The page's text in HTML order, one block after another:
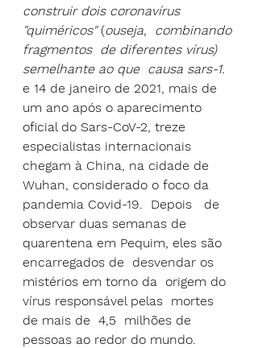
construir dois coronavírus
"quiméricos" (ouseja
combinando
fragmentos  de diferentes vírus)
semelhante ao que  causa sars-1.
e 14 de janeiro de 2021, mais de
um ano após o aparecimento
oficial do Sars-CoV-2, treze
especialistas internacionais
chegam à China , na cidade de
Wuhan, considerado o foco da
pandemia Covid-19.  Depois   de
observar duas semanas de
quarentena em Pequim, eles são
encarregados de
desvendar os
mistérios em torno da  origem do
vírus responsável pelas  mortes
de mais de  4,5  milhões de
pessoas ao redor do mundo.